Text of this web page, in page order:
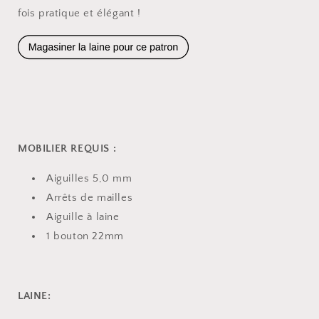
fois pratique et élégant !
MOBILIER REQUIS :
Aiguilles 5,0 mm
Arrêts de mailles
Aiguille à laine
1 bouton 22mm
LAINE: